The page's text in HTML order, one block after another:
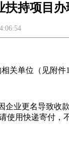
扶持项目
关单位（见附件
业更名导致
用快递寄付，